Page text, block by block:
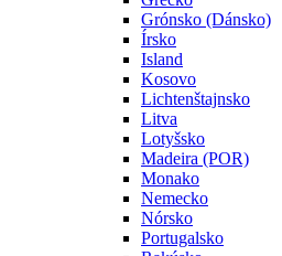
Grónsko (Dánsko)
Írsko
Island
Kosovo
Lichtenštajnsko
Litva
Lotyšsko
Madeira (POR)
Monako
Nemecko
Nórsko
Portugalsko